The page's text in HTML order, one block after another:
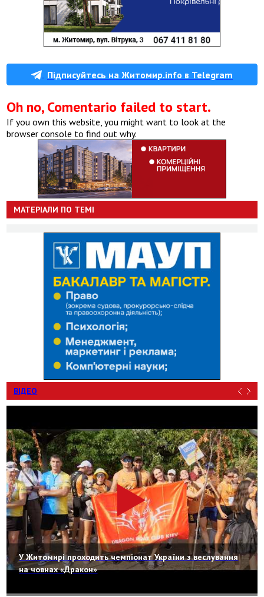
Підписуйтесь на Житомир.info в Telegram
Oh no, Comentario failed to start.
If you own this website, you might want to look at the
browser console to find out why.
МАТЕРІАЛИ ПО ТЕМІ
ВІДЕО
У Житомирі проходить чемпіонат України з веслування
на човнах «Дракон»